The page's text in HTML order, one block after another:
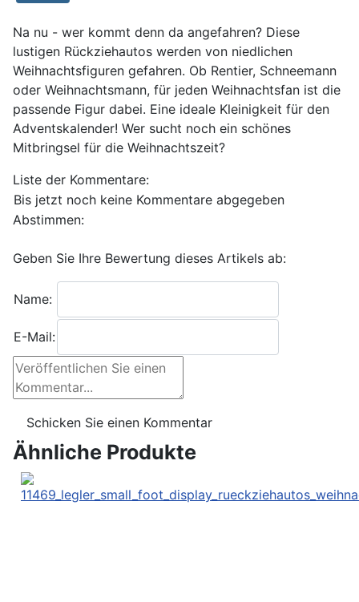
Na nu - wer kommt denn da angefahren? Diese
lustigen Rückziehautos werden von niedlichen
Weihnachtsfiguren gefahren. Ob Rentier, Schneemann
oder Weihnachtsmann, für jeden Weihnachtsfan ist die
passende Figur dabei. Eine ideale Kleinigkeit für den
Adventskalender! Wer sucht noch ein schönes
Mitbringsel für die Weihnachtszeit?
Liste der Kommentare:
Bis jetzt noch keine Kommentare abgegeben
Abstimmen:
Geben Sie Ihre Bewertung dieses Artikels ab:
Name:
E-Mail:
Ähnliche Produkte